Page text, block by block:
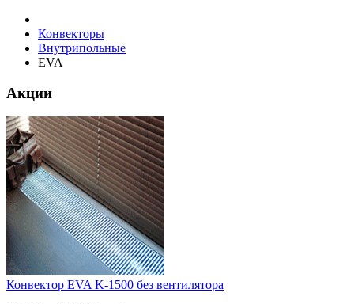
Конвекторы
Внутрипольные
EVA
Акции
Конвектор EVA K-1500 без вентилятора